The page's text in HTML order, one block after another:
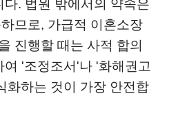
. 법원 밖에서의 약속은
므로, 가급적 이혼소장
진행할 때는 사적 합의
여 '조정조서'나 '화해권고
화하는 것이 가장 안전합